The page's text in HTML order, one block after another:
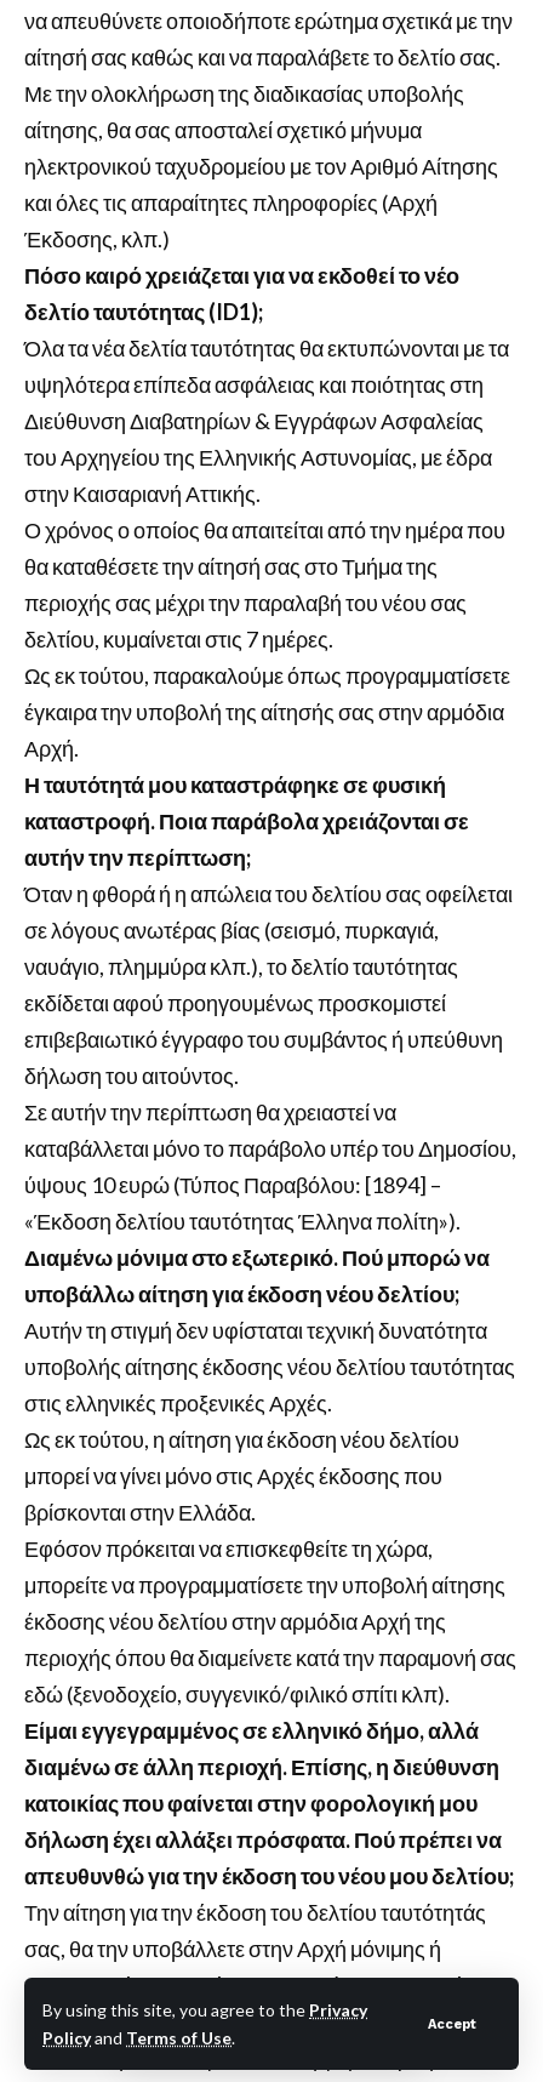
By using this site, you agree to the Privacy
Policyand Terms of Use.
Accept
να απευθύνετε οποιοδήποτε ερώτημα σχετικά με την
αίτησή σας καθώς και να παραλάβετε το δελτίο σας.
Με την ολοκλήρωση της διαδικασίας υποβολής
αίτησης, θα σας αποσταλεί σχετικό μήνυμα
ηλεκτρονικού ταχυδρομείου με τον Αριθμό Αίτησης
και όλες τις απαραίτητες πληροφορίες (Αρχή
Έκδοσης, κλπ.)
Πόσο καιρό χρειάζεται για να εκδοθεί το νέο
δελτίο ταυτότητας (ID1);
Όλα τα νέα δελτία ταυτότητας θα εκτυπώνονται με τα
υψηλότερα επίπεδα ασφάλειας και ποιότητας στη
Διεύθυνση Διαβατηρίων & Εγγράφων Ασφαλείας
του Αρχηγείου της Ελληνικής Αστυνομίας, με έδρα
στην Καισαριανή Αττικής.
Ο χρόνος ο οποίος θα απαιτείται από την ημέρα που
θα καταθέσετε την αίτησή σας στο Τμήμα της
περιοχής σας μέχρι την παραλαβή του νέου σας
δελτίου, κυμαίνεται στις 7 ημέρες.
Ως εκ τούτου, παρακαλούμε όπως προγραμματίσετε
έγκαιρα την υποβολή της αίτησής σας στην αρμόδια
Αρχή.
Η ταυτότητά μου καταστράφηκε σε φυσική
καταστροφή. Ποια παράβολα χρειάζονται σε
αυτήν την περίπτωση;
Όταν η φθορά ή η απώλεια του δελτίου σας οφείλεται
σε λόγους ανωτέρας βίας (σεισμό, πυρκαγιά,
ναυάγιο, πλημμύρα κλπ.), το δελτίο ταυτότητας
εκδίδεται αφού προηγουμένως προσκομιστεί
επιβεβαιωτικό έγγραφο του συμβάντος ή υπεύθυνη
δήλωση του αιτούντος.
Σε αυτήν την περίπτωση θα χρειαστεί να
καταβάλλεται μόνο το παράβολο υπέρ του Δημοσίου,
ύψους 10 ευρώ (Τύπος Παραβόλου: [1894] –
«Έκδοση δελτίου ταυτότητας Έλληνα πολίτη»).
Διαμένω μόνιμα στο εξωτερικό. Πού μπορώ να
υποβάλλω αίτηση για έκδοση νέου δελτίου;
Αυτήν τη στιγμή δεν υφίσταται τεχνική δυνατότητα
υποβολής αίτησης έκδοσης νέου δελτίου ταυτότητας
στις ελληνικές προξενικές Αρχές.
Ως εκ τούτου, η αίτηση για έκδοση νέου δελτίου
μπορεί να γίνει μόνο στις Αρχές έκδοσης που
βρίσκονται στην Ελλάδα.
Εφόσον πρόκειται να επισκεφθείτε τη χώρα,
μπορείτε να προγραμματίσετε την υποβολή αίτησης
έκδοσης νέου δελτίου στην αρμόδια Αρχή της
περιοχής όπου θα διαμείνετε κατά την παραμονή σας
εδώ (ξενοδοχείο, συγγενικό/φιλικό σπίτι κλπ).
Είμαι εγγεγραμμένος σε ελληνικό δήμο, αλλά
διαμένω σε άλλη περιοχή. Επίσης, η διεύθυνση
κατοικίας που φαίνεται στην φορολογική μου
δήλωση έχει αλλάξει πρόσφατα. Πού πρέπει να
απευθυνθώ για την έκδοση του νέου μου δελτίου;
Την αίτηση για την έκδοση του δελτίου ταυτότητάς
σας, θα την υποβάλλετε στην Αρχή μόνιμης ή
προσωρινής διαμονής σας στη χώρα, ανεξαρτήτως
του δήμου στον οποίο είστε εγγεγραμμένος/η ή της
διεύθυνσης που εμφαίνεται στη φορολογική σας